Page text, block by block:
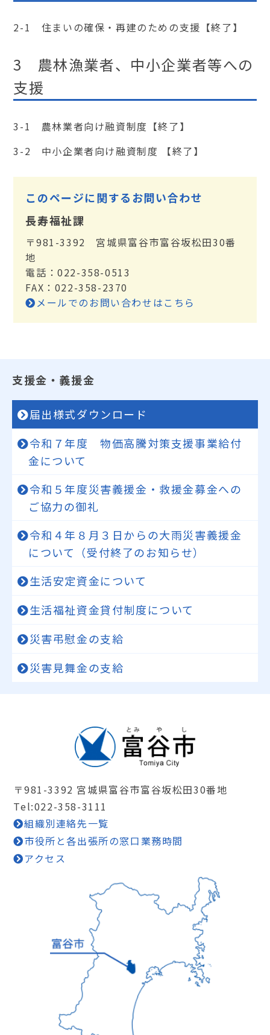
2-1 住まいの確保・再建のための支援【終了】
3 農林漁業者、中小企業者等への
支援
3-1 農林業者向け融資制度【終了】
3-2 中小企業者向け融資制度 【終了】
このページに関するお問い合わせ
長寿福祉課
〒981-3392 宮城県富谷市富谷坂松田30番
地
電話：022-358-0513
FAX：022-358-2370
メールでのお問い合わせはこちら
支援金・義援金
届出様式ダウンロード
令和７年度 物価高騰対策支援事業給付
金について
令和５年度災害義援金・救援金募金への
ご協力の御礼
令和４年８月３日からの大雨災害義援金
について（受付終了のお知らせ）
生活安定資金について
生活福祉資金貸付制度について
災害弔慰金の支給
災害見舞金の支給
〒981-3392 宮城県富谷市富谷坂松田30番地
Tel:022-358-3111
組織別連絡先一覧
市役所と各出張所の窓口業務時間
アクセス